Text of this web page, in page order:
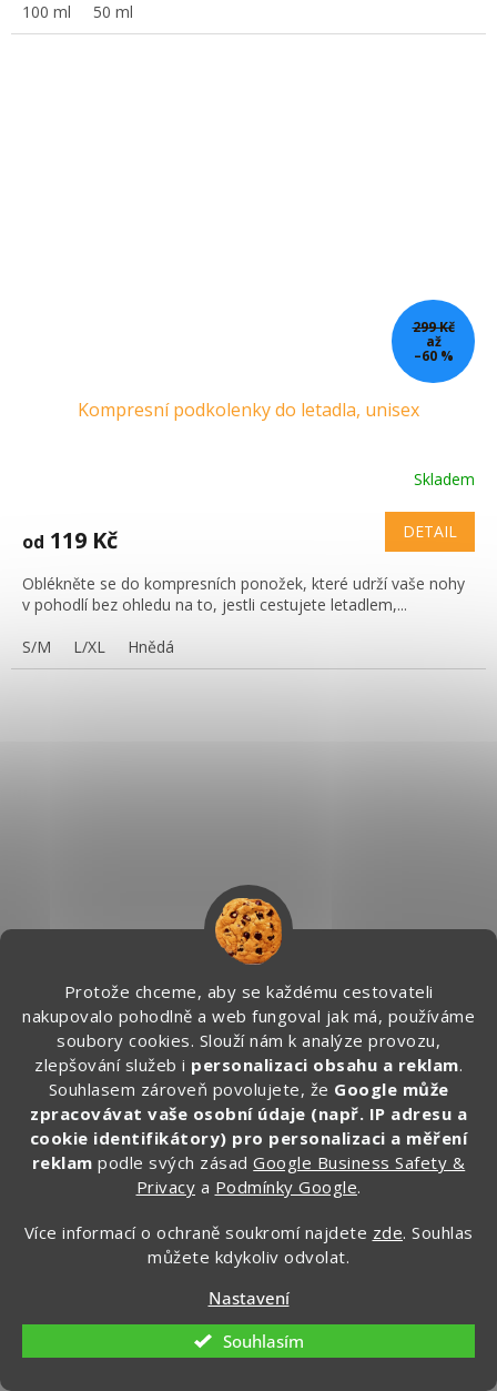
Protože chceme, aby se každému cestovateli
nakupovalo pohodlně a web fungoval jak má, používáme
soubory cookies. Slouží nám k analýze provozu,
zlepšování služeb i personalizaci obsahu a reklam.
Souhlasem zároveň povolujete, že Google může
zpracovávat vaše osobní údaje (např. IP adresu a
cookie identifikátory) pro personalizaci a měření
reklam podle svých zásadGoogle Business Safety &
Privacy a Podmínky Google.
Více informací o ochraně soukromí najdete zde. Souhlas
můžete kdykoliv odvolat.
Nastavení
Souhlasím
100 ml
50 ml
299 Kč
až
–60 %
Kompresní podkolenky do letadla, unisex
Skladem
od 119 Kč DETAIL
Oblékněte se do kompresních ponožek, které udrží vaše nohy
v pohodlí bez ohledu na to, jestli cestujete letadlem,...
S/M
L/XL Hnědá
–1 %
Kompresní podkolenky do letadla, unisex, barevné
Skladem
296 Kč DETAIL
autobusem. Využijete je ale také pro sportovní aktivity....